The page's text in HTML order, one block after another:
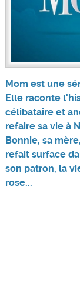
Mom est une
Elle raconte
célibataire et
refaire sa vie à
Bonnie, sa
refait surface
son patron, la
rose...